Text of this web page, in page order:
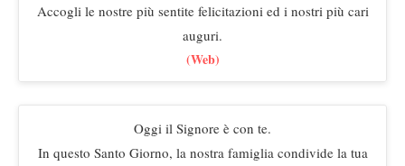
Accogli le nostre più sentite felicitazioni ed i nostri più cari
auguri.
(Web)
Oggi il Signore è con te.
In questo Santo Giorno, la nostra famiglia condivide la tua